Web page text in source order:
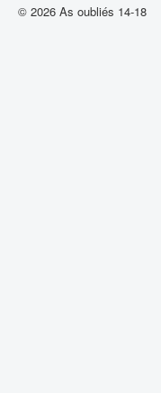
© 2026 As oubliés 14-18